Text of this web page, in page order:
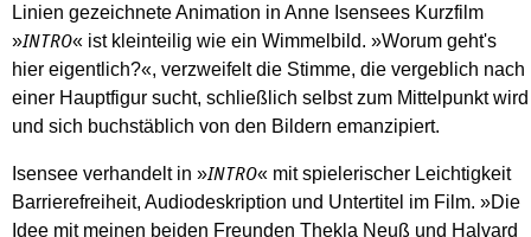
Linien gezeichnete Animation in Anne Isensees Kurzfilm
»INTRO« ist kleinteilig wie ein Wimmelbild. »Worum geht's
hier eigentlich?«, verzweifelt die Stimme, die vergeblich nach
einer Hauptfigur sucht, schließlich selbst zum Mittelpunkt wird
und sich buchstäblich von den Bildern emanzipiert.
Isensee verhandelt in »INTRO« mit spielerischer Leichtigkeit
Barrierefreiheit, Audiodeskription und Untertitel im Film. »Die
Idee mit meinen beiden Freunden Thekla Neuß und Halvard